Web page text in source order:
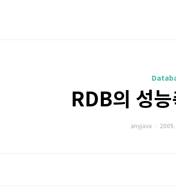
RDB의 성
anyjava